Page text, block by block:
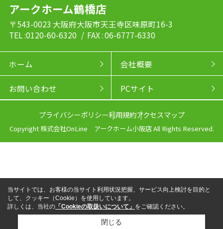
アークホーム鶴橋店
〒543-0023 大阪府大阪市天王寺区味原町16-3
TEL :0120-60-6320 / FAX : 06-6777-6330
ホーム 会社概要
お問い合わせ PCサイト
プライバシーポリシー利用規約アクセスマップ
Copyright 株式会社OnLine アークホーム小阪店 All Rights Reserved.
当サイトでは、お客様の当サイト利用状況把握、サービス向上検討を目的と
して、クッキー（Cookie）を使用しています。
詳しくは、当社の 「Cookieの取扱いについて」 をご確認ください。
閉じる